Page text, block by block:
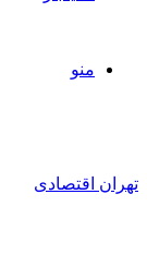
منو
تهران اقتصادی